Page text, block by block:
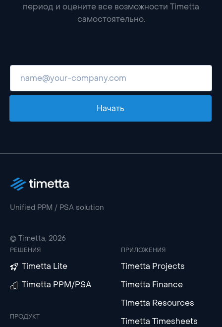
период и оцените все возможности Timetta
самостоятельно.
Начать
Unified PPM / PSA solution
© Timetta, 2026
РЕШЕНИЯ
Timetta Lite
Timetta PPM/PSA
ПРОДУКТ
ПРИЛОЖЕНИЯ
Timetta Projects
Timetta Finance
Timetta Resources
Timetta Timesheets